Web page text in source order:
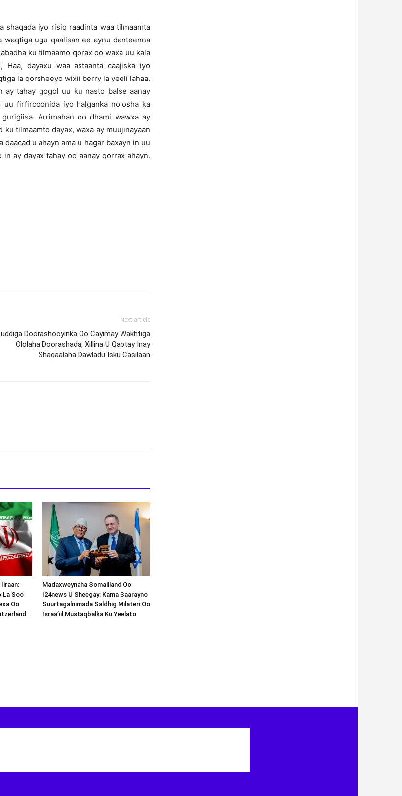
shaqada iyo risiq raadinta waa tilmaamta
waqtiga ugu qaalisan ee aynu danteenna
ku tilmaamo qorax oo waxa uu kala
Haa, dayaxu waa astaanta caajiska iyo
la qorsheeyo wixii berry la yeeli lahaa.
ay tahay gogol uu ku nasto balse aanay
uu firfircoonida iyo halganka nolosha ka
Arrimahan oo dhami wawxa ay
tilmaamto dayax, waxa ay muujinayaan
u ahayn ama u hagar baxayn in uu
ay dayax tahay oo aanay qorrax ahayn.
Next article
Doorashooyinka Oo Cayimay Wakhtiga
Ololaha Doorashada, Xillina U Qabtay Inay
Shaqaalaha Dawladu Isku Casilaan
Iiraan:
La Soo
Oo
Madaxweynaha Somaliland Oo
I24news U Sheegay: Kama Saarayno
Suurtagalnimada Saldhig Milateri Oo
Israa’iil Mustaqbalka Ku Yeelato